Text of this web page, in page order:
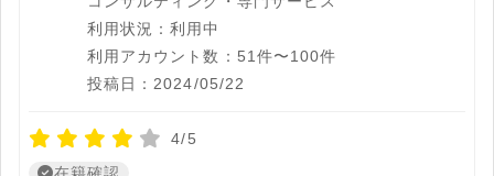
利用状況：利用中
利用アカウント数：51件〜100件
投稿日：2024/05/22
4/5